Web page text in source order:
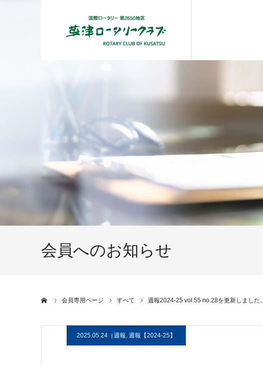
会員へのお知らせ
会員専用ページ すべて 週報2024-25 vol.55 no.28を更新しました。
2025.05.24 週報, 週報【2024-25】